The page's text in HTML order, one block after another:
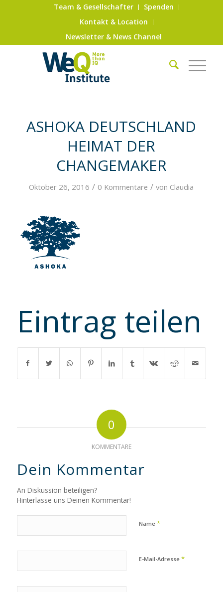
Team & Gesellschafter
Spenden
Kontakt & Location
Newsletter & News Channel
ASHOKA DEUTSCHLAND
HEIMAT DER
CHANGEMAKER
Oktober 26, 2016 / 0 Kommentare / von Claudia
Eintrag teilen
0
KOMMENTARE
Dein Kommentar
An Diskussion beteiligen?
Hinterlasse uns Deinen Kommentar!
Name *
E-Mail-Adresse *